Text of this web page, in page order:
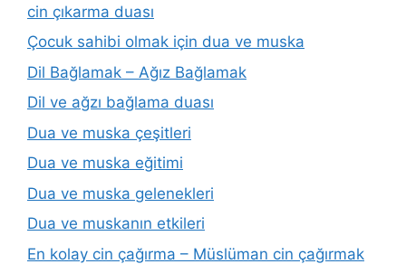
cin çıkarma duası
Çocuk sahibi olmak için dua ve muska
Dil Bağlamak – Ağız Bağlamak
Dil ve ağzı bağlama duası
Dua ve muska çeşitleri
Dua ve muska eğitimi
Dua ve muska gelenekleri
Dua ve muskanın etkileri
En kolay cin çağırma – Müslüman cin çağırmak